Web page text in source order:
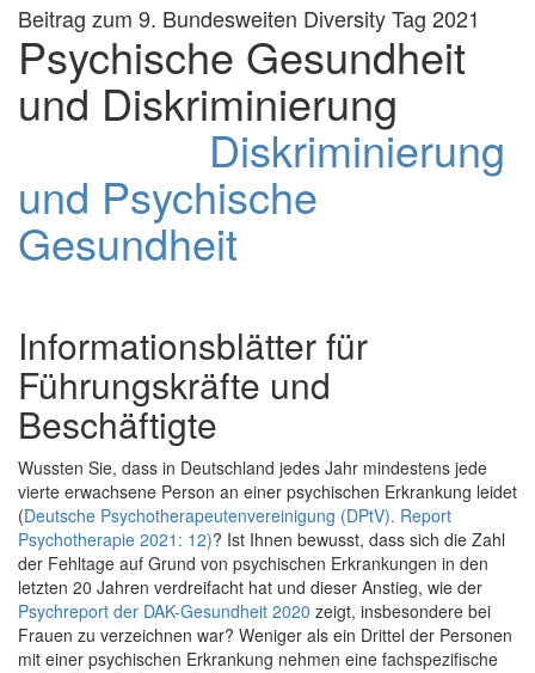
Beitrag zum 9. Bundesweiten Diversity Tag 2021
Psychische Gesundheit
und Diskriminierung
Diskriminierung
und Psychische
Gesundheit
Informationsblätter für
Führungskräfte und
Beschäftigte
Wussten Sie, dass in Deutschland jedes Jahr mindestens jede
vierte erwachsene Person an einer psychischen Erkrankung leidet
(Deutsche Psychotherapeutenvereinigung (DPtV). Report
Psychotherapie 2021: 12)? Ist Ihnen bewusst, dass sich die Zahl
der Fehltage auf Grund von psychischen Erkrankungen in den
letzten 20 Jahren verdreifacht hat und dieser Anstieg, wie der
Psychreport der DAK-Gesundheit 2020 zeigt, insbesondere bei
Frauen zu verzeichnen war? Weniger als ein Drittel der Personen
mit einer psychischen Erkrankung nehmen eine fachspezifische